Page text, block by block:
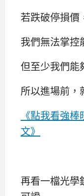
若跌破停損價
我們無法掌控
但至少我們能
所以進場前，
《點我看強
文》
再看一檔光學